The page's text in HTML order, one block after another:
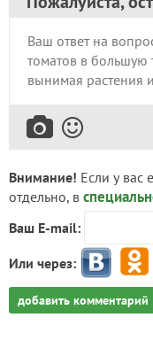
Внимание! Если у вас
отдельно, в
Ваш E-mail:
Или через:
добавить комментарий